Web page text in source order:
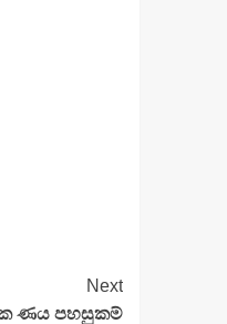
Next
ණය පහසුකම්